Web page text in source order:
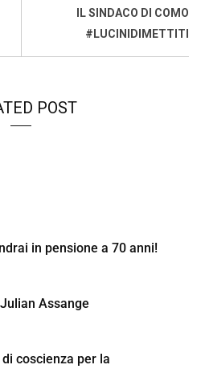
IL SINDACO DI COMO
#LUCINIDIMETTITI
POST
in pensione a 70 anni!
Assange
coscienza per la